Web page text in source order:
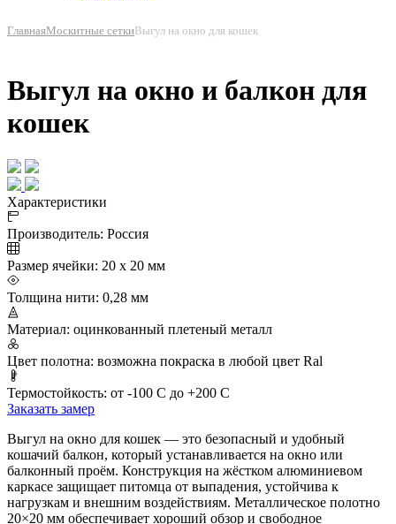
ГлавнаяМоскитные сеткиВыгул на окно для кошек
Выгул на окно и балкон для
кошек
Характеристики
Производитель: Россия
Размер ячейки: 20 х 20 мм
Толщина нити: 0,28 мм
Материал: оцинкованный плетеный металл
Цвет полотна: возможна покраска в любой цвет Ral
Термостойкость: от -100 С до +200 С
Заказать замер
Выгул на окно для кошек — это безопасный и удобный
кошачий балкон, который устанавливается на окно или
балконный проём. Конструкция на жёстком алюминиевом
каркасе защищает питомца от выпадения, устойчива к
нагрузкам и внешним воздействиям. Металлическое полотно
20×20 мм обеспечивает хороший обзор и свободное